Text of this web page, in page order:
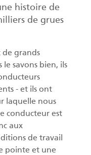
histoire de
de grues
de grands
le savons bien, ils
- et ils ont
laquelle nous
conducteur est
aux
de travail
pointe et une